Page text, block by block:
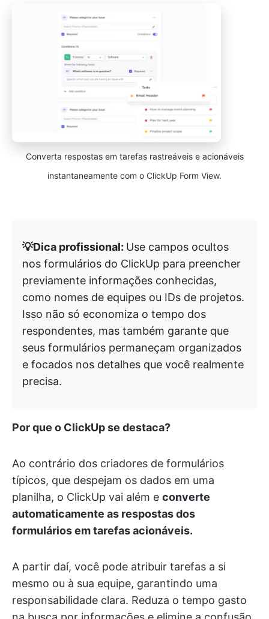
Converta respostas em tarefas rastreáveis e acionáveis
instantaneamente com o ClickUp Form View.
💡Dica profissional: Use campos ocultos
nos formulários do ClickUp para preencher
previamente informações conhecidas,
como nomes de equipes ou IDs de projetos.
Isso não só economiza o tempo dos
respondentes, mas também garante que
seus formulários permaneçam organizados
e focados nos detalhes que você realmente
precisa.
Por que o ClickUp se destaca?
Ao contrário dos criadores de formulários
típicos, que despejam os dados em uma
planilha, o ClickUp vai além e converte
automaticamente as respostas dos
formulários em tarefas acionáveis.
A partir daí, você pode atribuir tarefas a si
mesmo ou à sua equipe, garantindo uma
responsabilidade clara. Reduza o tempo gasto